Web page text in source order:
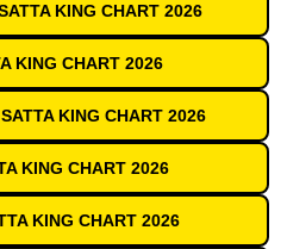
KING CHART 2026
KING CHART 2026
KING CHART 2026
KING CHART 2026
KING CHART 2026